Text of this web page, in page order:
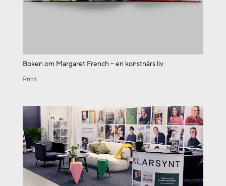
Boken om Margaret French – en konstnärs liv
Print